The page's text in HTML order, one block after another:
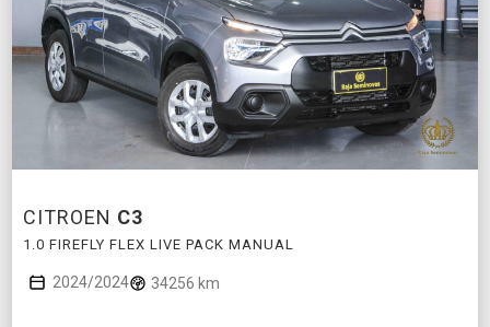
CITROEN C3
1.0 FIREFLY FLEX LIVE PACK MANUAL
2024/2024 34256 km